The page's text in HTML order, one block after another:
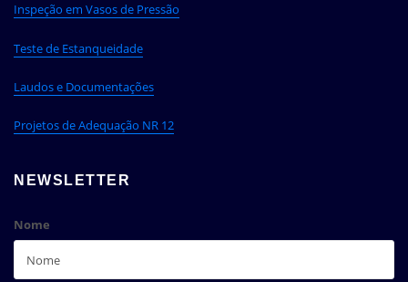
Inspeção em Vasos de Pressão
Teste de Estanqueidade
Laudos e Documentações
Projetos de Adequação NR 12
NEWSLETTER
Nome